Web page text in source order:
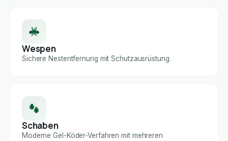
Wespen
Sichere Nestentfernung mit Schutzausrüstung.
Schaben
Moderne Gel-Köder-Verfahren mit mehreren